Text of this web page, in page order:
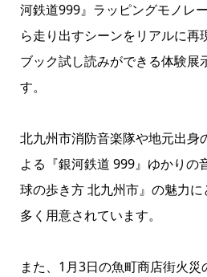
河鉄道999』ラッピングモノレ
ら走り出すシーンをリアルに再
ブック試し読みができる体験展
す。
北九州市消防音楽隊や地元出身
よる『銀河鉄道 999』ゆかりの
球の歩き方 北九州市』の魅力
多く用意されています。
また、1月3日の魚町商店街火